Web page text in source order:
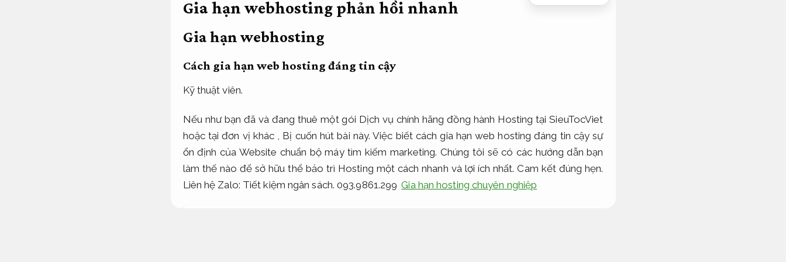
Gia hạn webhosting phản hồi nhanh
Gia hạn webhosting
Cách gia hạn web hosting đáng tin cậy
Kỹ thuật viên.
Nếu như bạn đã và đang thuê một gói Dịch vụ chính hãng đồng hành Hosting tại SieuTocViet
hoặc tại đơn vị khác , Bị cuốn hút bài này. Việc biết cách gia hạn web hosting đáng tin cậy sự
ổn định của Website chuẩn bộ máy tìm kiếm marketing. Chúng tôi sẽ có các hướng dẫn bạn
làm thế nào để sở hữu thể bảo trì Hosting một cách nhanh và lợi ích nhất.Cam kết đúng hẹn.
Liên hệ Zalo: Tiết kiệm ngân sách. 093.9861.299 Gia hạn hosting chuyên nghiệp